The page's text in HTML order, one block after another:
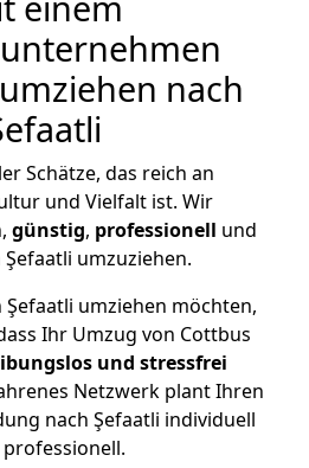
nach
Schätze, das reich an
und Vielfalt ist. Wir
günstig, professionell und
Şefaatli umzuziehen.
Şefaatli umziehen möchten,
Ihr Umzug von Cottbus
und stressfrei
Netzwerk plant Ihren
nach Şefaatli individuell